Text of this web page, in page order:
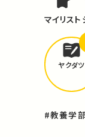
マイリスト
ヤクダツ
#教養学